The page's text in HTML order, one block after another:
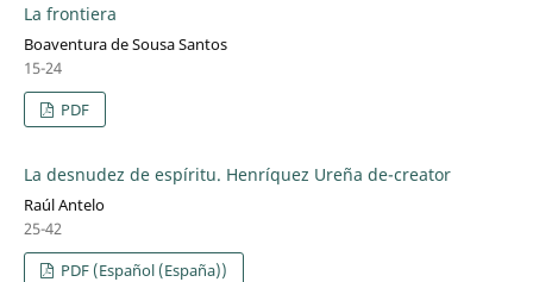
La frontiera
Boaventura de Sousa Santos
15-24
PDF
La desnudez de espíritu. Henríquez Ureña de-creator
Raúl Antelo
25-42
PDF (Español (España))